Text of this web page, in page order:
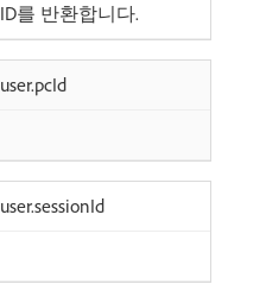
ID를 반환합니다.
user.pcId
user.sessionId